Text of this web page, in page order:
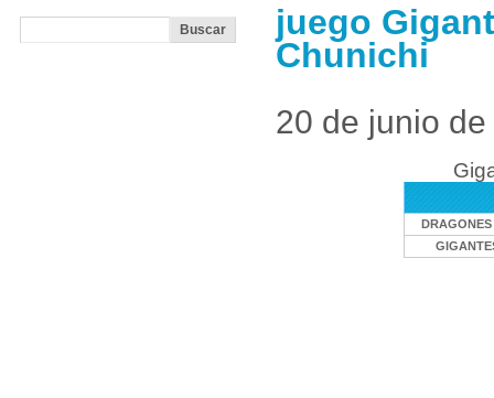
juego
Chunichi
20 de junio